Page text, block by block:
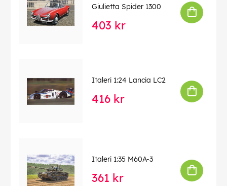
Giulietta Spider 1300
403 kr
Italeri 1:24 Lancia LC2
416 kr
Italeri 1:35 M60A-3
361 kr